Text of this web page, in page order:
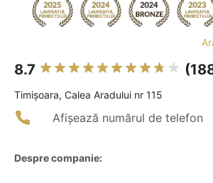
8.7
Timişoara, Calea Aradului nr 115
Afișează numărul de telefon
Despre companie: